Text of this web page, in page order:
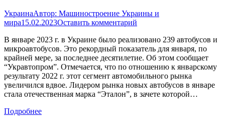
УкраинаАвтор: Машиностроение Украины и
мира15.02.2023Оставить комментарий
В январе 2023 г. в Украине было реализовано 239 автобусов и
микроавтобусов. Это рекордный показатель для января, по
крайней мере, за последнее десятилетие. Об этом сообщает
“Укравтопром”. Отмечается, что по отношению к январскому
результату 2022 г. этот сегмент автомобильного рынка
увеличился вдвое. Лидером рынка новых автобусов в январе
стала отечественная марка “Эталон”, в зачете которой…
Подробнее